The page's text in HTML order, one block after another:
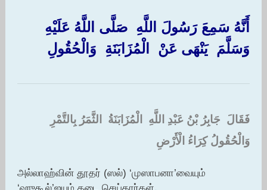
أَنَّهُ سَمِعَ رَسُولَ اللَّهِ ‏ ‏صَلَّى اللَّهُ عَلَيْهِ
وَسَلَّمَ ‏ ‏يَنْهَى عَنْ ‏ ‏الْمُزَابَنَةِ ‏ ‏وَالْحُقُولِ ‏
فَقَالَ ‏ ‏جَابِرُ بْنُ عَبْدِ اللَّهِ ‏ ‏الْمُزَابَنَةُ ‏ ‏الثَّمَرُ بِالتَّمْرِ
وَالْحُقُولُ كِرَاءُ الْأَرْضِ
அல்லாஹ்வின் தூதர் (ஸல்) ‘முஸாபனா’வையும்